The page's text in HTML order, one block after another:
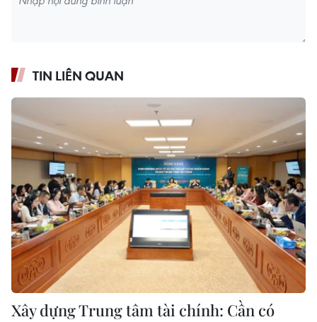
TIN LIÊN QUAN
Xây dựng Trung tâm tài chính: Cần có